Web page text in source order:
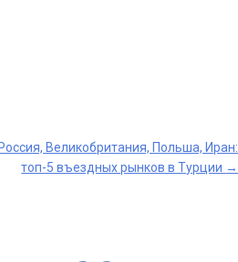
Великобритания, Польша, Иран:
топ-5 въездных рынков в Турции →